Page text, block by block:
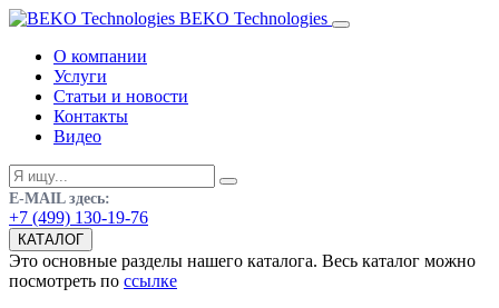
BEKO Technologies
О компании
Услуги
Статьи и новости
Контакты
Видео
E-MAIL здесь:
+7 (499) 130-19-76
КАТАЛОГ
Это основные разделы нашего каталога. Весь каталог можно
посмотреть по ссылке